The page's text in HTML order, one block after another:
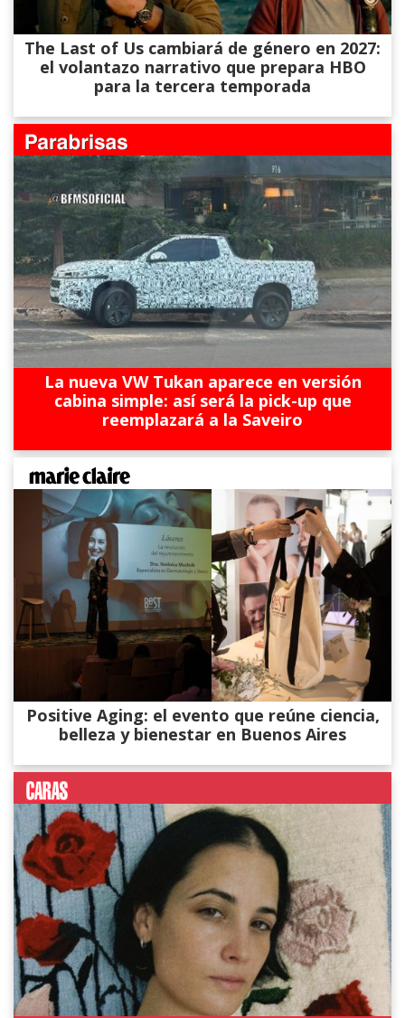
The Last of Us cambiará de género en 2027:
el volantazo narrativo que prepara HBO
para la tercera temporada
La nueva VW Tukan aparece en versión
cabina simple: así será la pick-up que
reemplazará a la Saveiro
Positive Aging: el evento que reúne ciencia,
belleza y bienestar en Buenos Aires